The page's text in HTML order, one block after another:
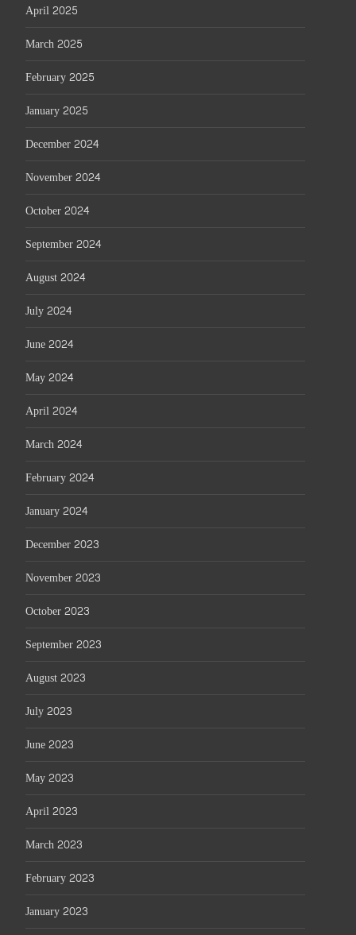
April 2025
March 2025
February 2025
January 2025
December 2024
November 2024
October 2024
September 2024
August 2024
July 2024
June 2024
May 2024
April 2024
March 2024
February 2024
January 2024
December 2023
November 2023
October 2023
September 2023
August 2023
July 2023
June 2023
May 2023
April 2023
March 2023
February 2023
January 2023